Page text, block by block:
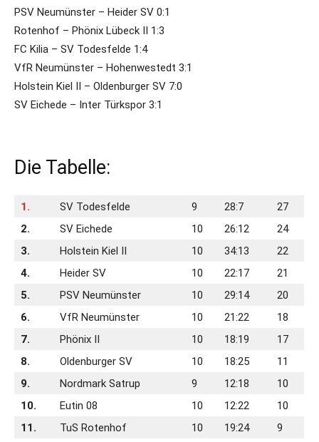
PSV Neumünster – Heider SV 0:1
Rotenhof – Phönix Lübeck II 1:3
FC Kilia – SV Todesfelde 1:4
VfR Neumünster – Hohenwestedt 3:1
Holstein Kiel II – Oldenburger SV 7:0
SV Eichede – Inter Türkspor 3:1
Die Tabelle:
1. SV Todesfelde 9 28:7
27
2.
SV Eichede 10 26:12
24
3.
Holstein Kiel II 10 34:13
22
4.
Heider SV 10 22:17
21
5.
PSV Neumünster 10 29:14
20
6.
VfR Neumünster 10 21:22
18
7.
Phönix II 10 18:19
17
8.
Oldenburger SV 10 18:25
11
9.
Nordmark Satrup 9 12:18
10
10.
Eutin 08 10 12:22
10
11.
TuS Rotenhof 10 19:24
9